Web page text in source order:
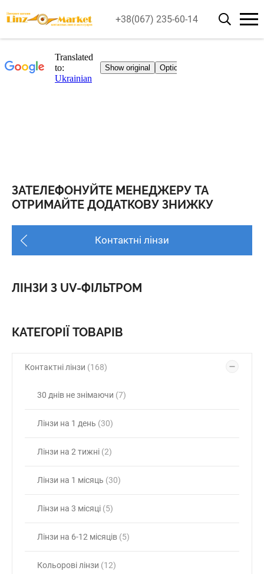
+38(067) 235-60-14
ЗАТЕЛЕФОНУЙТЕ МЕНЕДЖЕРУ ТА
ОТРИМАЙТЕ ДОДАТКОВУ ЗНИЖКУ
Контактні лінзи
ЛІНЗИ З UV-ФІЛЬТРОМ
КАТЕГОРІЇ ТОВАРІВ
Контактні лінзи (168)
30 днів не знімаючи (7)
Лінзи на 1 день (30)
Лінзи на 2 тижні (2)
Лінзи на 1 місяць (30)
Лінзи на 3 місяці (5)
Лінзи на 6-12 місяців (5)
Кольорові лінзи (12)